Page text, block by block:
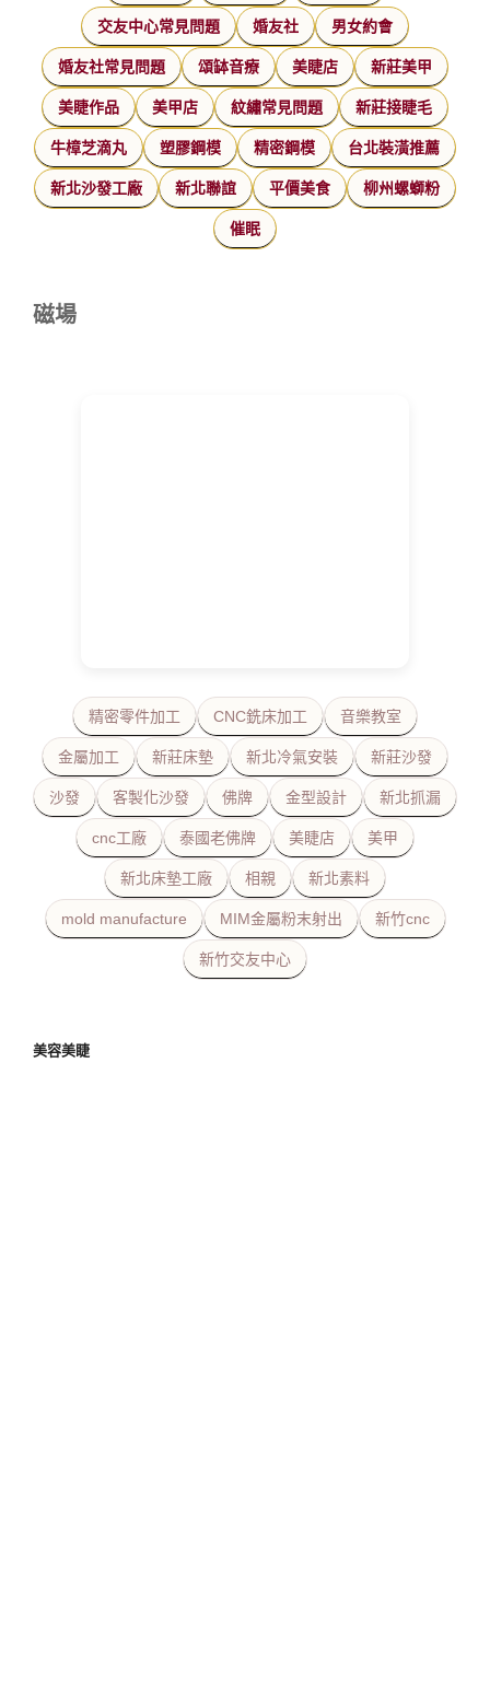
交友中心常見問題 婚友社 男女約會
婚友社常見問題 頌缽音療 美睫店 新莊美甲
美睫作品 美甲店 紋繡常見問題 新莊接睫毛
牛樟芝滴丸 塑膠鋼模 精密鋼模 台北裝潢推薦
新北沙發工廠 新北聯誼 平價美食 柳州螺螄粉
催眠
磁場
精密零件加工 CNC銑床加工 音樂教室
金屬加工 新莊床墊 新北冷氣安裝 新莊沙發
沙發 客製化沙發 佛牌 金型設計 新北抓漏
cnc工廠 泰國老佛牌 美睫店 美甲
新北床墊工廠 相親 新北素料
mold manufacture MIM金屬粉末射出 新竹cnc
新竹交友中心
美容美睫